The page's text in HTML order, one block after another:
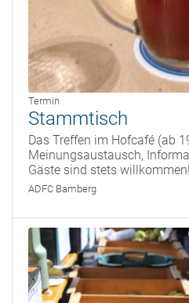
Termin
Stammtisch
Das Treffen im Hofcafé (ab
Meinungsaustausch,
Gäste sind stets willkommen!
ADFC Bamberg